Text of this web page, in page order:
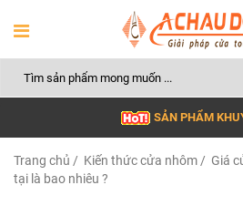
SẢN PHẨM
Trang chủ / Kiến thức cửa nhôm / Giá
tại là bao nhiêu ?